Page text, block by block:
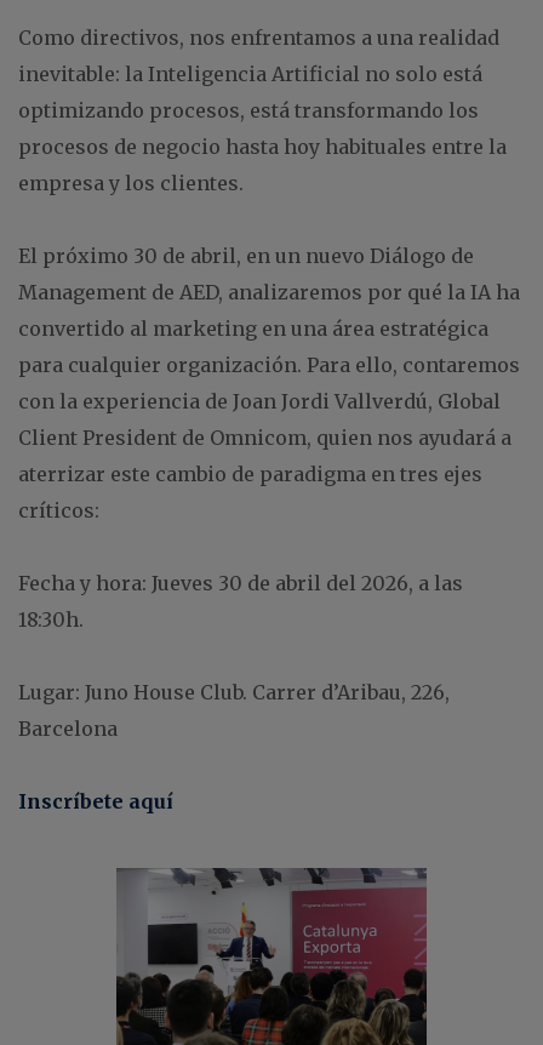
Como directivos, nos enfrentamos a una realidad
inevitable: la Inteligencia Artificial no solo está
optimizando procesos, está transformando los
procesos de negocio hasta hoy habituales entre la
empresa y los clientes.
El próximo 30 de abril, en un nuevo Diálogo de
Management de AED, analizaremos por qué la IA ha
convertido al marketing en una área estratégica
para cualquier organización. Para ello, contaremos
con la experiencia de Joan Jordi Vallverdú, Global
Client President de Omnicom, quien nos ayudará a
aterrizar este cambio de paradigma en tres ejes
críticos:
Fecha y hora: Jueves 30 de abril del 2026, a las
18:30h.
Lugar: Juno House Club. Carrer d’Aribau, 226,
Barcelona
Inscríbete aquí